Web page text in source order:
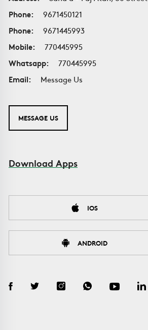
Phone:
9671450121
Phone:
9671445993
Mobile:
770445995
Whatsapp:
770445995
Email:
Message Us
MESSAGE US
Download Apps
IOS
ANDROID